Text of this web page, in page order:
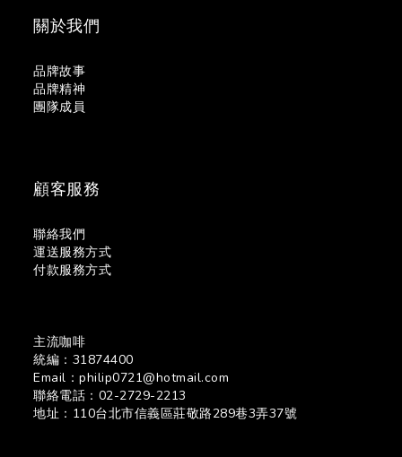
關於我們
品牌故事
品牌精神
團隊成員
顧客服務
聯絡我們
運送服務方式
付款服務方式
主流咖啡
統編：31874400
Email：philip0721@hotmail.com
聯絡電話：02-2729-2213
地址：110台北市信義區莊敬路289巷3弄37號